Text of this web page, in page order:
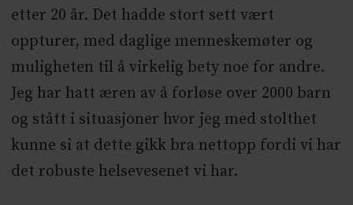
etter 20 år. Det hadde stort sett vært
oppturer, med daglige menneskemøter og
muligheten til å virkelig bety noe for andre.
Jeg har hatt æren av å forløse over 2000 barn
og stått i situasjoner hvor jeg med stolthet
kunne si at dette gikk bra nettopp fordi vi har
det robuste helsevesenet vi har.